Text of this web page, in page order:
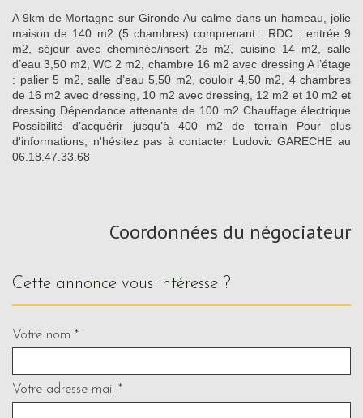
A 9km de Mortagne sur Gironde Au calme dans un hameau, jolie
maison de 140 m2 (5 chambres) comprenant : RDC : entrée 9
m2, séjour avec cheminée/insert 25 m2, cuisine 14 m2, salle
d’eau 3,50 m2, WC 2 m2, chambre 16 m2 avec dressing A l’étage
: palier 5 m2, salle d’eau 5,50 m2, couloir 4,50 m2, 4 chambres
de 16 m2 avec dressing, 10 m2 avec dressing, 12 m2 et 10 m2 et
dressing Dépendance attenante de 100 m2 Chauffage électrique
Possibilité d’acquérir jusqu’à 400 m2 de terrain Pour plus
d'informations, n'hésitez pas à contacter Ludovic GARECHE au
06.18.47.33.68
Coordonnées du négociateur
cette annonce vous intéresse ?
Votre nom *
Votre adresse mail *